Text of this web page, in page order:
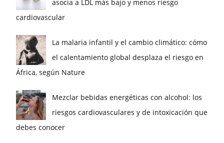
asocia a LDL más bajo y menos riesgo
cardiovascular
La malaria infantil y el cambio climático: cómo
el calentamiento global desplaza el riesgo en
África, según Nature
Mezclar bebidas energéticas con alcohol: los
riesgos cardiovasculares y de intoxicación que
debes conocer